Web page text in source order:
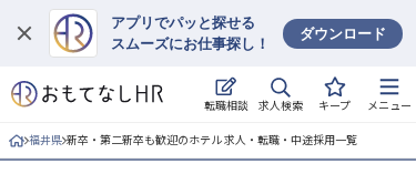
アプリでパッと探せる
スムーズにお仕事探し！
ダウンロード
転職相談 求人検索 キープ メニュー
ログイン
求人・施設を探す
福井県 新卒・第二新卒も歓迎のホテル 求人・転職・中途採用一覧